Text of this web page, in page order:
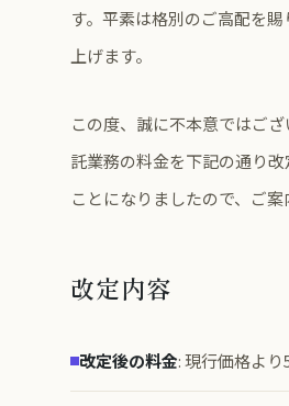
す。平素は格別のご高配を
上げます。
この度、誠に不本意ではご
託業務の料金を下記の通り
ことになりましたので、ご案
改定内容
改定後の料金: 現行価格よ